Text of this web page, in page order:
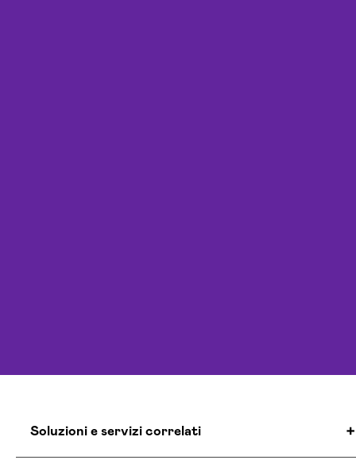
Soluzioni e servizi correlati